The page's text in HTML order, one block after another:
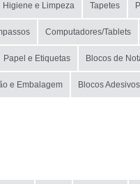
Higiene e Limpeza Tapetes
Computadores/Tablets
Papel e Etiquetas Blocos de
e Embalagem Blocos